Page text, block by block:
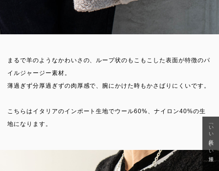
まるで羊のようなかわいさの、ループ状のもこもこした表面が特徴のパ
イルジャージー素材。
薄過ぎず分厚過ぎずの肉厚感で、腕にかけた時もかさばりにくいです。
こちらはイタリアのインポート生地でウール60%、ナイロン40%の生
地になります。
「いい年齢 いい洋服」